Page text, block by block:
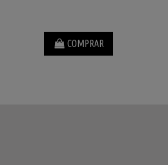
COMPRAR